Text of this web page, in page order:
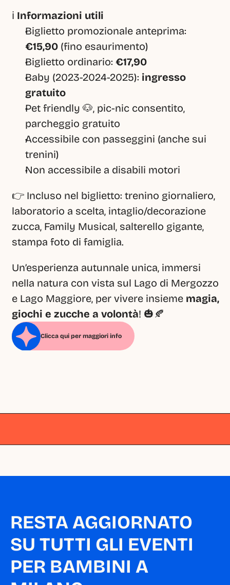
ℹ️ Informazioni utili
€15,90 (fino esaurimento)
Biglietto ordinario: €17,90
Baby (2023-2024-2025): ingresso
gratuito
Pet friendly 🐶, pic-nic consentito,
parcheggio gratuito
Accessibile con passeggini (anche sui
trenini)
Non accessibile a disabili motori
👉 Incluso nel biglietto: trenino giornaliero,
laboratorio a scelta, intaglio/decorazione
zucca, Family Musical, salterello gigante,
stampa foto di famiglia.
Un’esperienza autunnale unica, immersi
nella natura con vista sul Lago di Mergozzo
e Lago Maggiore, per vivere insieme magia,
giochi e zucche a volontà! 🎃🍂
Clicca qui per maggiori info
RESTA AGGIORNATO
SU TUTTI GLI EVENTI
PER BAMBINI A